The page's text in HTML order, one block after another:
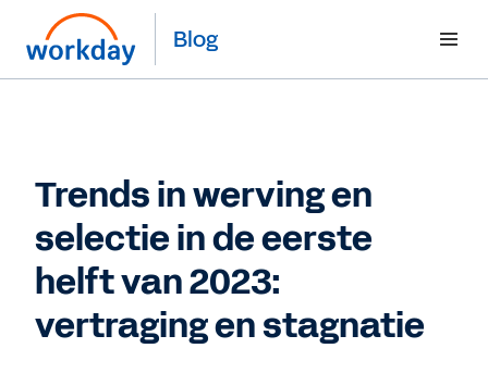
Blog
Trends in werving en
selectie in de eerste
helft van 2023:
vertraging en stagnatie